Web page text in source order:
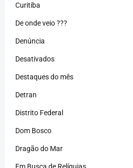
Curitiba
De onde veio ???
Denúncia
Desativados
Destaques do mês
Detran
Distrito Federal
Dom Bosco
Dragão do Mar
Em Busca de Relíquias